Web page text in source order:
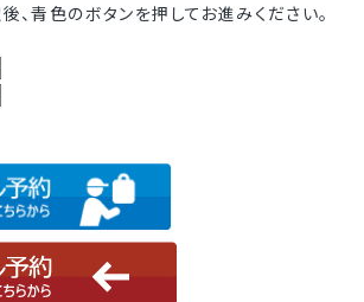
、青色のボタンを押してお進みください。